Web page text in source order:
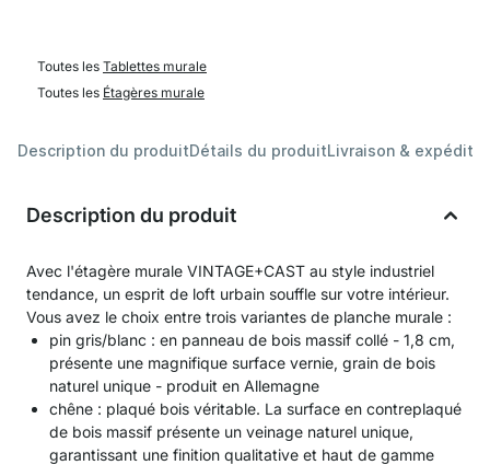
Toutes les Tablettes murale
Toutes les Étagères murale
Description du produitDétails du produitLivraison &
Description du produit
Avec l'étagère murale VINTAGE+CAST au style industriel
tendance, un esprit de loft urbain souffle sur votre intérieur.
Vous avez le choix entre trois variantes de planche murale :
pin gris/blanc : en panneau de bois massif collé - 1,8 cm,
présente une magnifique surface vernie, grain de bois
naturel unique - produit en Allemagne
chêne : plaqué bois véritable. La surface en contreplaqué
de bois massif présente un veinage naturel unique,
garantissant une finition qualitative et haut de gamme